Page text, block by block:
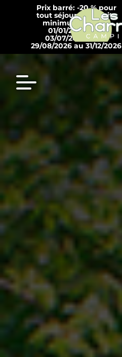
Prix barré: -20 % pour
tout séjour de 7 nuits
minimum entre le
01/01/2026 et le
03/07/2026 et du
29/08/2026 au 31/12/2026